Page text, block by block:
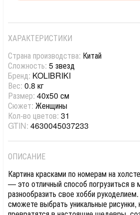
ХАРАКТЕРИСТИКИ
Страна производства: Китай
Сложность: 5 звезд
Бренд: KOLIBRIKI
Вес: 0.8 кг
Размер: 40х50 см
Сюжет: Женщины
Кол-во цветов: 31
GTIN: 4630045037233
ОПИСАНИЕ
Картина красками по номерам на
— это отличный способ погрузиться в
разнообразить свое хобби
сможете выбрать уникальные рисунки,